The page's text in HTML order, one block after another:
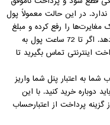
در این حالت معمولاً پول
را رفع کرده و مبلغ
را به صورت خودکار به حساب شما برگشت می‌‏دهد. اگر تا 72 ساعت پول به
اینترنتی تماس بگیرید تا
به اعتبار پنل شما واریز
دوباره خرید کنید. با این
گزینه پرداخت از اعتبارحساب